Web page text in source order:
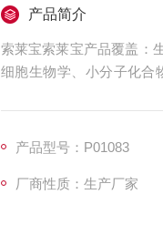
产品简介
索莱宝索莱宝产品覆盖：
细胞生物学、小分子化合
产品型号：P01083
厂商性质：生产厂家